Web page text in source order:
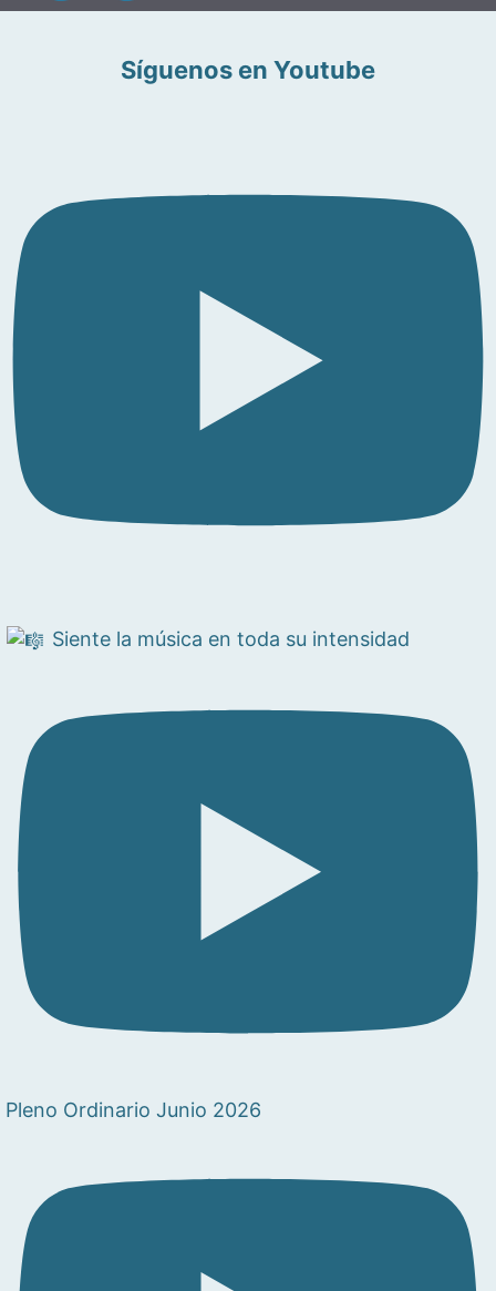
Síguenos en Youtube
Siente la música en toda su intensidad
Pleno Ordinario Junio 2026